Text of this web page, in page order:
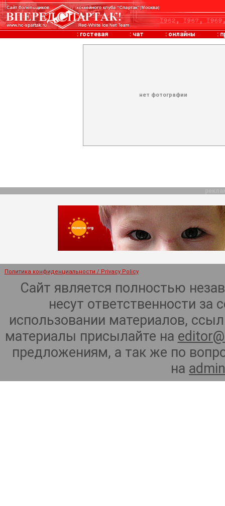
: гостевая : чат : онлайны :
нет фотографии
Политика конфиденциальности / Privacy Policy
Сайт является полностью
несут ответственности
использовании материалов,
материалы присылайте на
предложениям, а так же по
на